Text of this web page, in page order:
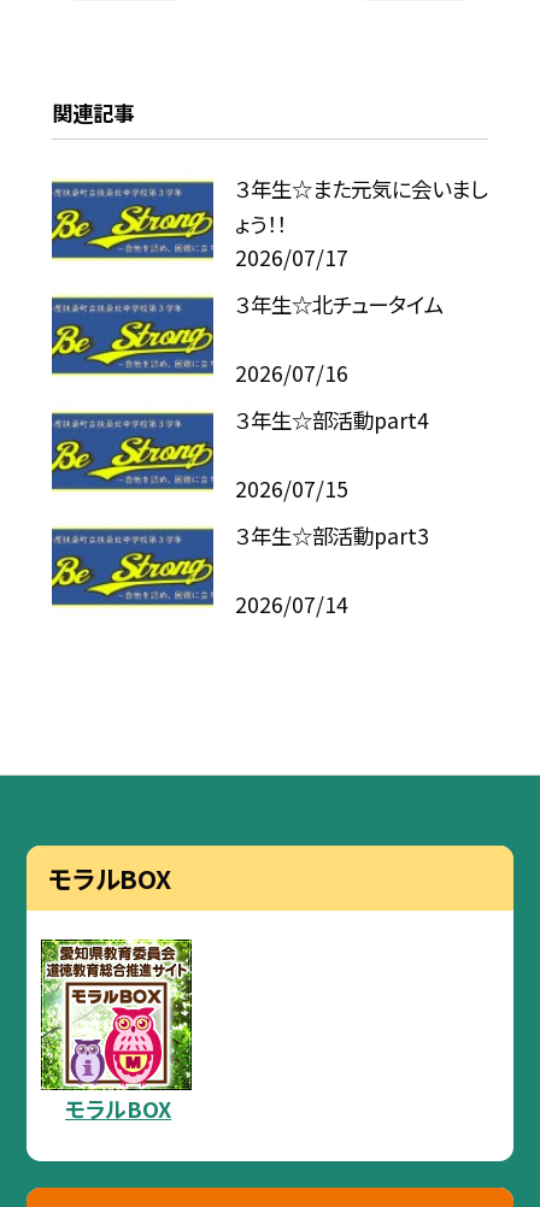
関連記事
３年生☆また元気に会いまし
ょう！！
2026/07/17
３年生☆北チュータイム
2026/07/16
３年生☆部活動part4
2026/07/15
３年生☆部活動part3
2026/07/14
モラルBOX
モラルBOX